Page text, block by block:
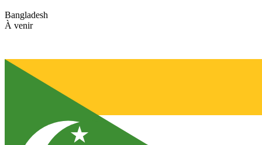
Bangladesh
À venir